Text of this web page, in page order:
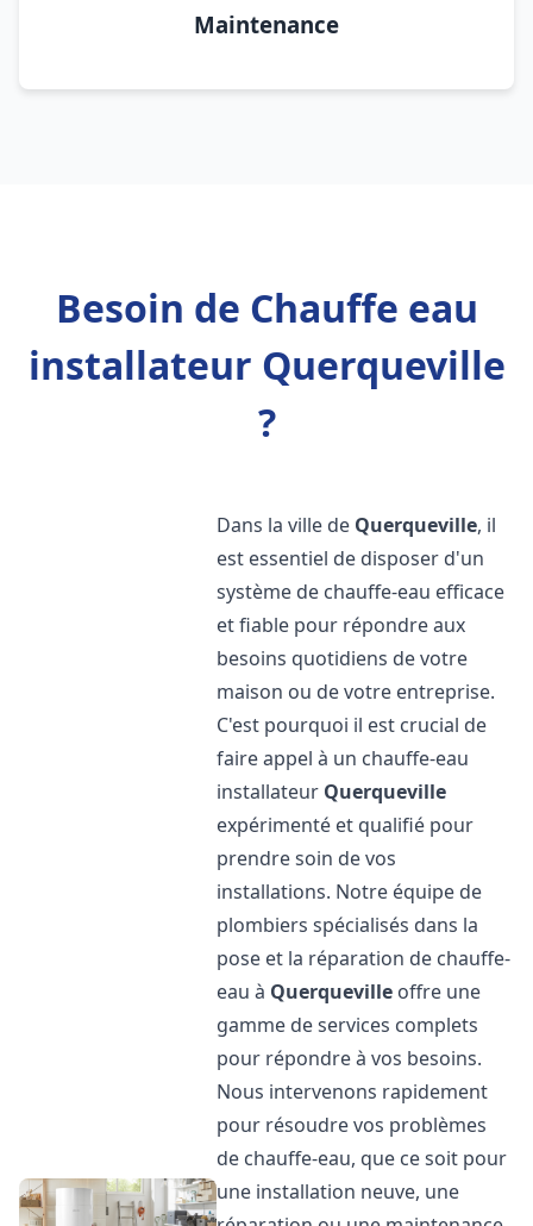
Maintenance
Besoin de Chauffe eau
installateur Querqueville
?
Dans la ville de Querqueville, il
est essentiel de disposer d'un
système de chauffe-eau efficace
et fiable pour répondre aux
besoins quotidiens de votre
maison ou de votre entreprise.
C'est pourquoi il est crucial de
faire appel à un chauffe-eau
installateur Querqueville
expérimenté et qualifié pour
prendre soin de vos
installations. Notre équipe de
plombiers spécialisés dans la
pose et la réparation de chauffe-
eau à Querqueville offre une
gamme de services complets
pour répondre à vos besoins.
Nous intervenons rapidement
pour résoudre vos problèmes
de chauffe-eau, que ce soit pour
une installation neuve, une